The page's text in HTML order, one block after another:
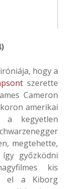
hogy a
szerette
Cameron
amerikai
kegyetlen
megtehette,
győzködni
kis
el a Kiborg